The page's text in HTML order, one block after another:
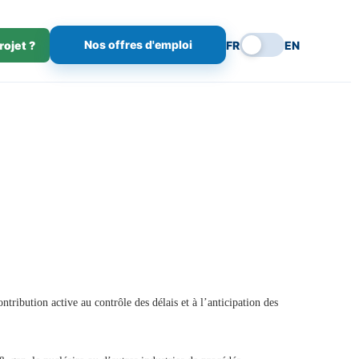
? Nos offres d'emploi FR EN
active au contrôle des délais et à l’anticipation des